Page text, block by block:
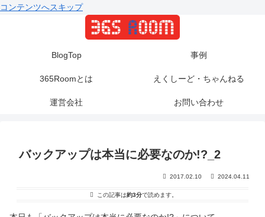
コンテンツへスキップ
BlogTop 事例
365Roomとは えくしーど・ちゃんねる
運営会社 お問い合わせ
バックアップは本当に必要なのか!?_2
2017.02.10 2024.04.11
この記事は約3分で読めます。